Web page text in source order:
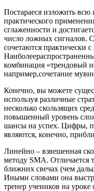
Постараеся изложить
практического
сглаженности и
число ложных сигналов.
сочетаются практически
комбинация «трендовый
например,сочетание
Конечно, вы можете
используя различные
несколько скользящих
повышенный уровень
шансы на успех. Цифры,
являются, конечно,
Линейно – взвешенная
методу SMA. Отличается
ближних свечах (чем
Иными словами она
тренер учеников на уроке